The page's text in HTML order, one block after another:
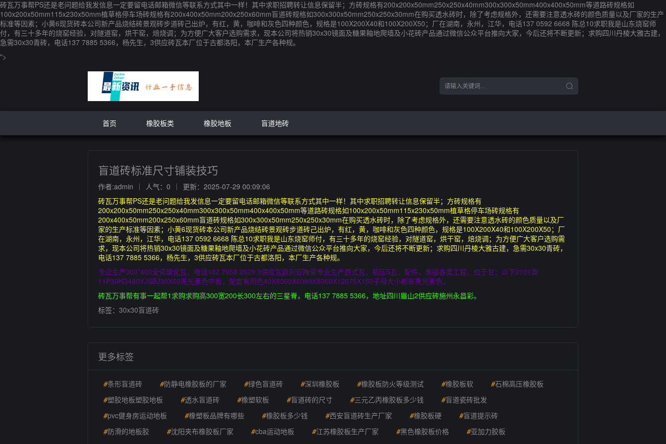
砖瓦万事帮PS还是老问题给我发信息一定要留电话邮箱微信等联系方式其中一样！其中求职招聘转让信息保留半；方砖规格有200x200x50mm250x250x40mm300x300x50mm400x400x50mm等道路砖规格如
100x200x50mm115x230x50mm植草格停车场砖规格有200x400x50mm200x250x60mm盲道砖规格如300x300x50mm250x250x30mm在购买透水砖时，除了考虑规格外，还需要注意透水砖的颜色质量以及厂家的生产
标准等因素；小黄6现货砖本公司新产品烧结砖景观砖步道砖己出炉，有红，黄，咖啡和灰色四种颜色，规格是100X200X40和100X200X50；厂在湖南，永州，江华，电话137 0592 6668 陈总10求职我是山东烧窑师
付，有三十多年的烧窑经验，对隧道窑，烘干窑，焙烧调；为方便广大客户选购需求，现本公司将热销30x30镜面及糖果釉地爬墙及小花砖产品通过微信公众平台推向大家，今后还将不断更新；求购四川丹棱大雅古建，
急需30x30青砖，电话137 7885 5366，杨先生，3供应砖瓦本厂位于古都洛阳，本厂生产各种规。
">
首页 橡胶板类 橡胶地板 盲道地砖
盲道砖标准尺寸铺装技巧
作者:admin 人气：0
更新：2025-07-29 00:09:06
砖瓦万事帮PS还是老问题给我发信息一定要留电话邮箱微信等联系方式其中一样！其中求职招聘转让信息保留半；方砖规格有
200x200x50mm250x250x40mm300x300x50mm400x400x50mm等道路砖规格如100x200x50mm115x230x50mm植草格停车场砖规格有
200x400x50mm200x250x60mm盲道砖规格如300x300x50mm250x250x30mm在购买透水砖时，除了考虑规格外，还需要注意透水砖的颜色质量以及厂
家的生产标准等因素；小黄6现货砖本公司新产品烧结砖景观砖步道砖己出炉，有红，黄，咖啡和灰色四种颜色，规格是100X200X40和100X200X50；厂
在湖南，永州，江华，电话137 0592 6668 陈总10求职我是山东烧窑师付，有三十多年的烧窑经验，对隧道窑，烘干窑，焙烧调；为方便广大客户选购需
求，现本公司将热销30x30镜面及糖果釉地爬墙及小花砖产品通过微信公众平台推向大家，今后还将不断更新；求购四川丹棱大雅古建，急需30x30青砖，
电话137 7885 5366，杨先生，3供应砖瓦本厂位于古都洛阳，本厂生产各种规。
专业生产300*400全瓷玻化瓦，电话182 7958 2629 3供应瓦欧利亚陶瓷专业生产西式瓦，机压S瓦，配件，承接各类工程，位于甘；以下2101类
11P30KG480YJSBJ30X60亮光素色中板，配套有同色40X8060X6080X8060X12075X150子母大小都有亮光素色。
砖瓦万事帮有事一起帮1求购求购高300宽200长300左右的三星脊，电话137 7885 5366，地址四川眉山2供应砖施州永昌彩。
标签： 30x30盲道砖
更多标签
#条形盲道砖 #防静电橡胶板的厂家 #绿色盲道砖 #深圳橡胶板 #橡胶板防火等级测试 #橡胶板软 #石棉高压橡胶板
#塑胶地板塑胶地板 #透水盲道砖 #橡塑软板 #盲道砖的尺寸 #三元乙丙橡胶板多少钱 #盲道瓷砖批发
#pvc健身房运动地板 #橡塑板品牌有哪些 #橡胶板多少钱 #西安盲道砖生产厂家 #橡胶板硬 #盲道提示砖
#防滑的地板胶 #沈阳夹布橡胶板厂家 #cba运动地板 #江苏橡胶板生产厂家 #黑色橡胶板价格 #亚加力胶板